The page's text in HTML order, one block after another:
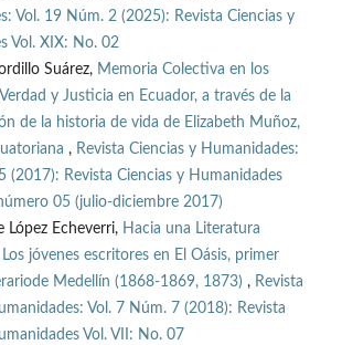
Vol. 19 Núm. 2 (2025): Revista Ciencias y
Vol. XIX: No. 02
Suárez, Memoria Colectiva en los
y Justicia en Ecuador, a través de la
de la historia de vida de Elizabeth Muñoz,
, Revista Ciencias y Humanidades:
(2017): Revista Ciencias y Humanidades
05 (julio-diciembre 2017)
López Echeverri, Hacia una Literatura
jóvenes escritores en El Oásis, primer
Medellín (1868-1869, 1873) , Revista
Vol. 7 Núm. 7 (2018): Revista
Vol. VII: No. 07